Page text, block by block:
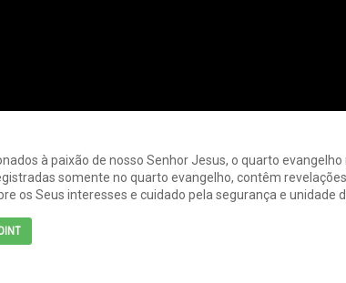
à paixão de nosso Senhor Jesus, o quarto
somente no quarto evangelho, contêm
os Seus interesses e cuidado pela segurança e unidade